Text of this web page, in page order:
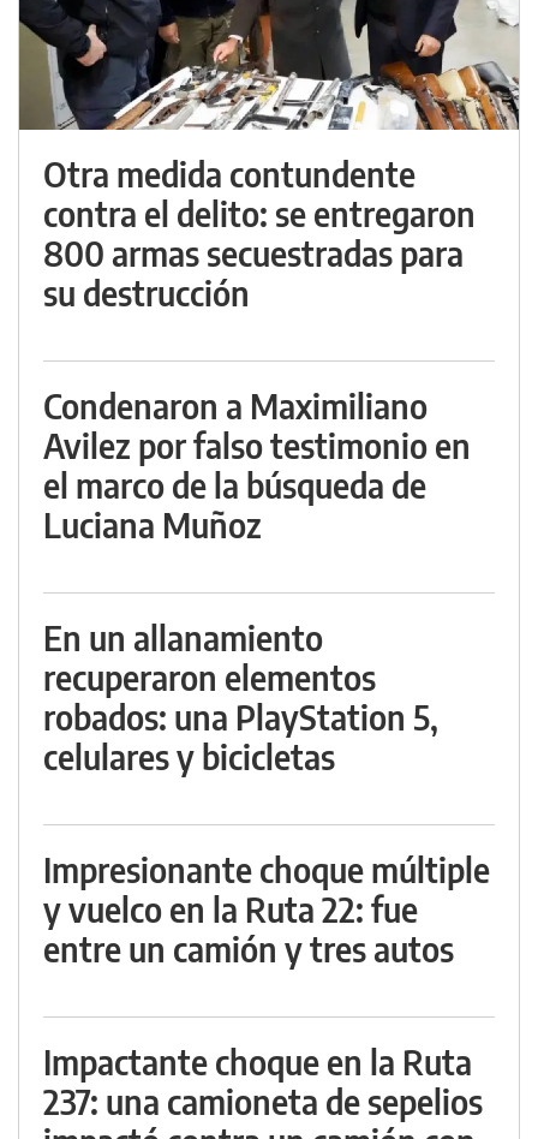
Otra medida contundente
contra el delito: se entregaron
800 armas secuestradas para
su destrucción
Condenaron a Maximiliano
Avilez por falso testimonio en
el marco de la búsqueda de
Luciana Muñoz
En un allanamiento
recuperaron elementos
robados: una PlayStation 5,
celulares y bicicletas
Impresionante choque múltiple
y vuelco en la Ruta 22: fue
entre un camión y tres autos
Impactante choque en la Ruta
237: una camioneta de sepelios